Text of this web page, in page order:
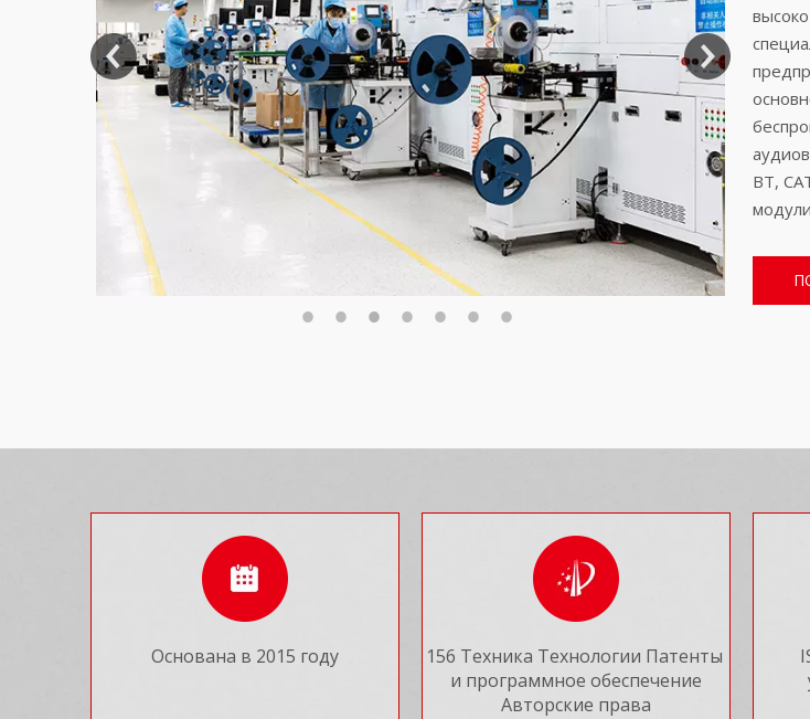
BT,
Основана в 2015 году
156 Техника Технологии Патенты
и программное обеспечение
Авторские права